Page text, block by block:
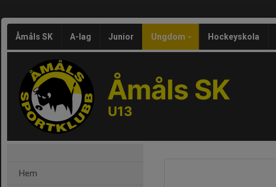
Åmåls SK A-lag Junior Ungdom Hockeyskola
Åmåls SK
U13
Hem